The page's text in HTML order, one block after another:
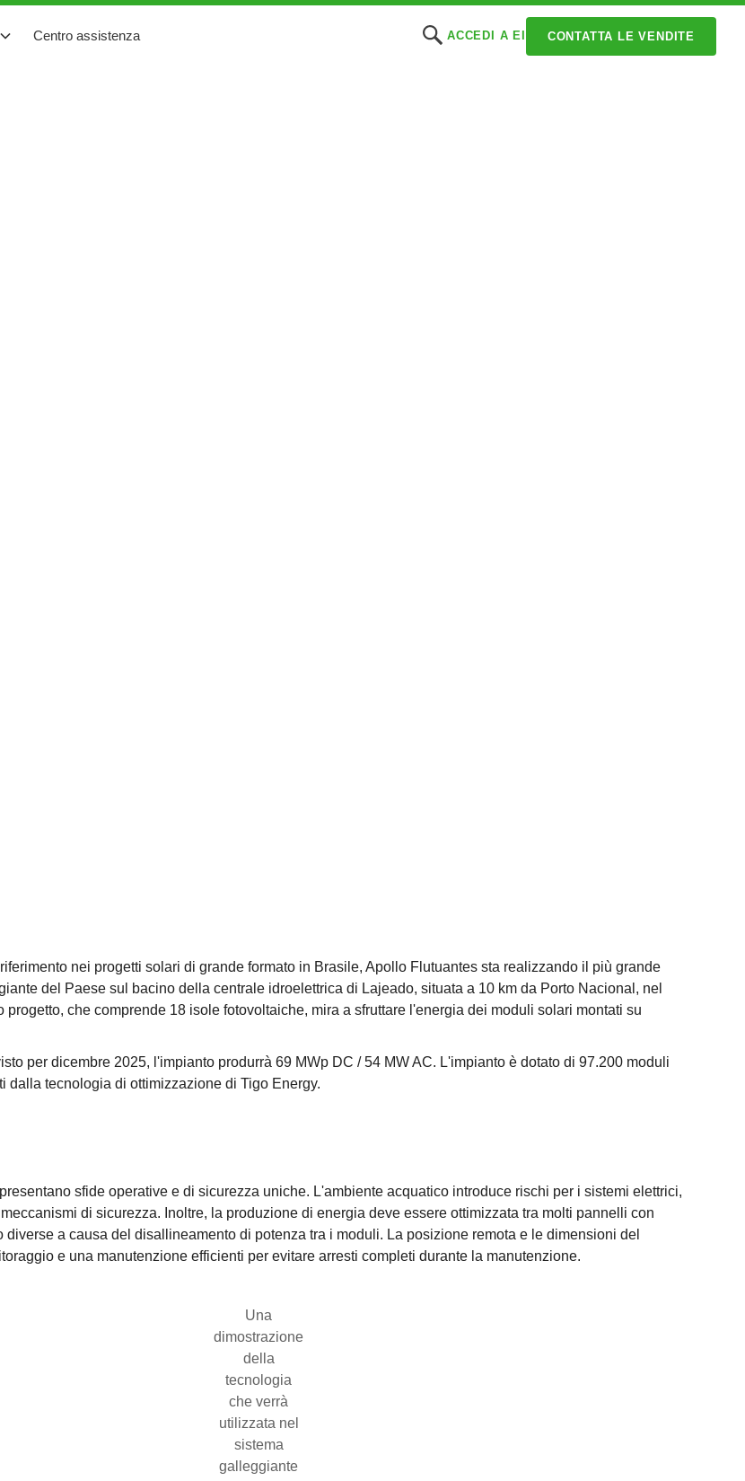
Centro assistenza ACCEDI A EI CONTATTA LE VENDITE
nei progetti solari di grande formato in Brasile, Apollo Flutuantes sta realizzando il più grande
del Paese sul bacino della centrale idroelettrica di Lajeado, situata a 10 km da Porto Nacional, nel
progetto, che comprende 18 isole fotovoltaiche, mira a sfruttare l'energia dei moduli solari montati su
per dicembre 2025, l'impianto produrrà 69 MWp DC / 54 MW AC. L'impianto è dotato di 97.200 moduli
dalla tecnologia di ottimizzazione di Tigo Energy.
sfide operative e di sicurezza uniche. L'ambiente acquatico introduce rischi per i sistemi elettrici,
di sicurezza. Inoltre, la produzione di energia deve essere ottimizzata tra molti pannelli con
diverse a causa del disallineamento di potenza tra i moduli. La posizione remota e le dimensioni del
e una manutenzione efficienti per evitare arresti completi durante la manutenzione.
Una
dimostrazione
della
tecnologia
che verrà
utilizzata nel
sistema
galleggiante